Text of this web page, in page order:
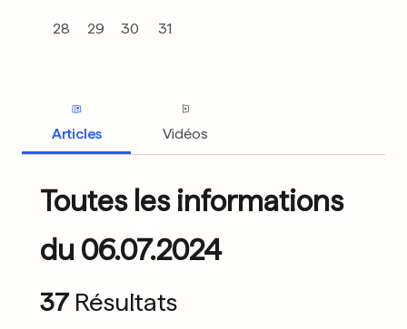
28 29 30 31
Articles Vidéos
Toutes les informations
du 06.07.2024
37 Résultats